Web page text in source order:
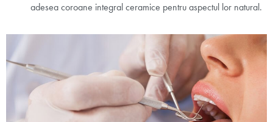
adesea coroane integral ceramice pentru aspectul lor natural.